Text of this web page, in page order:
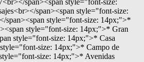
span><span style="font-size:
span><span style="font-size:
span><span style="font-size: 14px;">*
style="font-size: 14px;">* Gran
style="font-size: 14px;">* Casa
size: 14px;">* Campo de
size: 14px;">* Avenidas